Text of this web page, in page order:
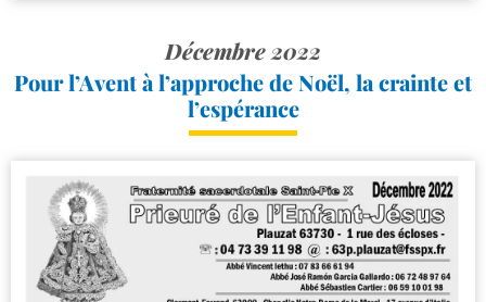
Décembre 2022
Pour l’Avent à l’approche de Noël, la crainte et
l’espérance